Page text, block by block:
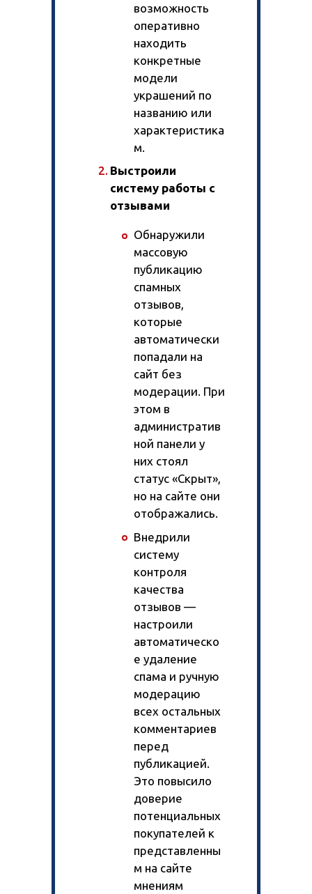
возможность
оперативно
находить
конкретные
модели
украшений по
названию или
характеристика
м.
Выстроили
систему работы с
отзывами
Обнаружили
массовую
публикацию
спамных
отзывов,
которые
автоматически
попадали на
сайт без
модерации. При
этом в
административ
ной панели у
них стоял
статус «Скрыт»,
но на сайте они
отображались.
Внедрили
систему
контроля
качества
отзывов —
настроили
автоматическо
е удаление
спама и ручную
модерацию
всех остальных
комментариев
перед
публикацией.
Это повысило
доверие
потенциальных
покупателей к
представленны
м на сайте
мнениям
Продвижение Telegram-канала
Продвижение на Wildberries